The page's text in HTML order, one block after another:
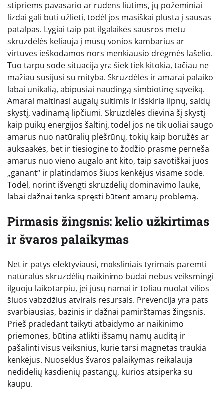
stipriems pavasario ar rudens liūtims, jų požeminiai
lizdai gali būti užlieti, todėl jos masiškai plūsta į sausas
patalpas. Lygiai taip pat ilgalaikės sausros metu
skruzdėlės keliauja į mūsų vonios kambarius ar
virtuves ieškodamos nors menkiausio drėgmės lašelio.
Tuo tarpu sode situacija yra šiek tiek kitokia, tačiau ne
mažiau susijusi su mityba. Skruzdėlės ir amarai palaiko
labai unikalią, abipusiai naudingą simbiotinę sąveiką.
Amarai maitinasi augalų sultimis ir išskiria lipnų, saldų
skystį, vadinamą lipčiumi. Skruzdėlės dievina šį skystį
kaip puikų energijos šaltinį, todėl jos ne tik uoliai saugo
amarus nuo natūralių plėšrūnų, tokių kaip boružės ar
auksaakės, bet ir tiesiogine to žodžio prasme perneša
amarus nuo vieno augalo ant kito, taip savotiškai juos
„ganant“ ir platindamos šiuos kenkėjus visame sode.
Todėl, norint išvengti skruzdėlių dominavimo lauke,
labai dažnai tenka spręsti būtent amarų problemą.
Pirmasis žingsnis: kelio užkirtimas
ir švaros palaikymas
Net ir patys efektyviausi, moksliniais tyrimais paremti
natūralūs skruzdėlių naikinimo būdai nebus veiksmingi
ilguoju laikotarpiu, jei jūsų namai ir toliau nuolat vilios
šiuos vabzdžius atvirais resursais. Prevencija yra pats
svarbiausias, bazinis ir dažnai pamirštamas žingsnis.
Prieš pradedant taikyti atbaidymo ar naikinimo
priemones, būtina atlikti išsamų namų auditą ir
pašalinti visus veiksnius, kurie tarsi magnetas traukia
kenkėjus. Nuoseklus švaros palaikymas reikalauja
nedidelių kasdienių pastangų, kurios atsiperka su
kaupu.